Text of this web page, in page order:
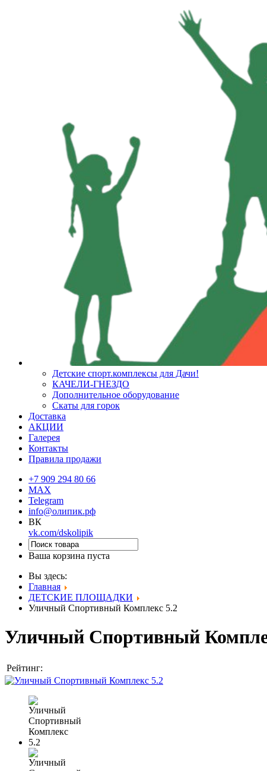
Детские спорт.комплексы для Дачи!
КАЧЕЛИ-ГНЕЗДО
Дополнительное оборудование
Скаты для горок
Доставка
АКЦИИ
Галерея
Контакты
Правила продажи
+7 909 294 80 66
MAX
Telegram
info@олипик.рф
ВК
vk.com/dskolipik
Ваша корзина пуста
Вы здесь:
Главная
ДЕТСКИЕ ПЛОЩАДКИ
Уличный Спортивный Комплекс 5.2
Уличный Спортивный
Рейтинг: